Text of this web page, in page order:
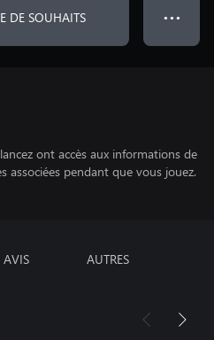
DE SOUHAITS ● ● ●
ont accès aux informations de
associées pendant que vous jouez.
AVIS AUTRES